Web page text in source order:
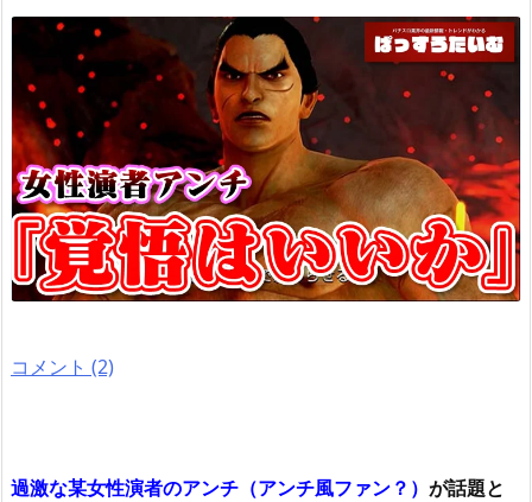
コメント (2)
過激な某女性演者のアンチ（アンチ風ファン？） が話題と